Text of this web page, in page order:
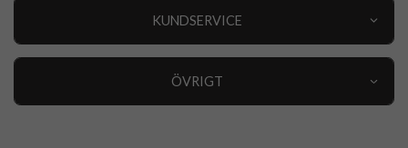
KUNDSERVICE
ÖVRIGT